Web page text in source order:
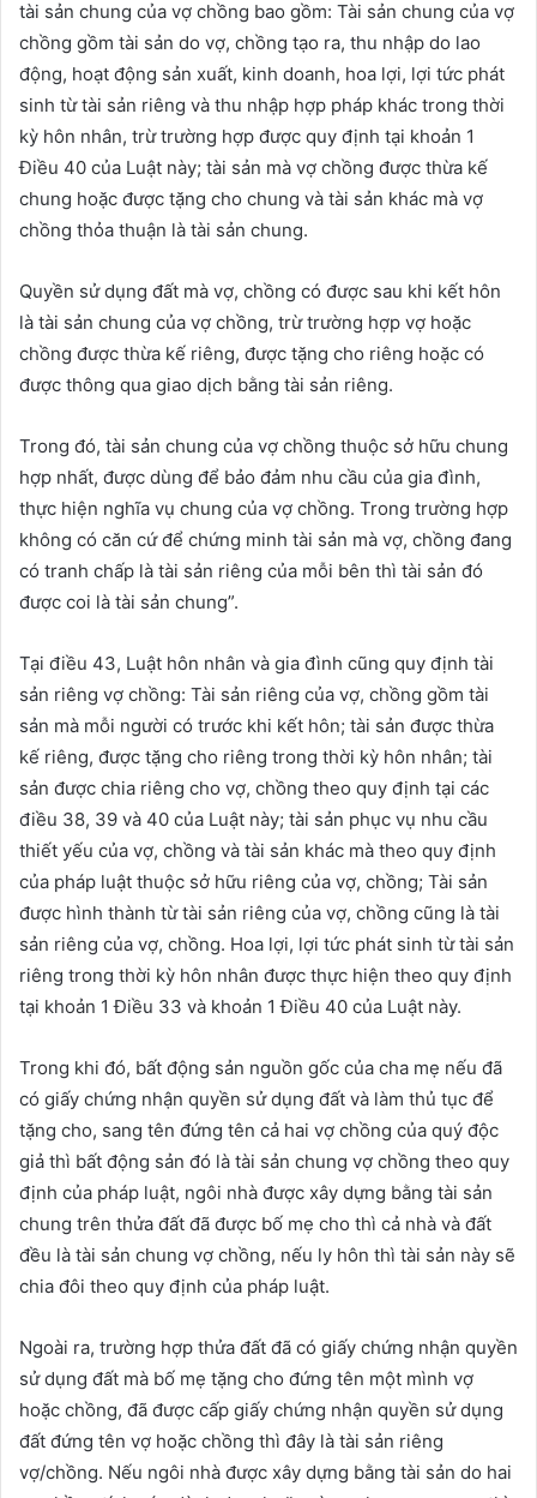
tài sản chung của vợ chồng bao gồm: Tài sản chung của vợ
chồng gồm tài sản do vợ, chồng tạo ra, thu nhập do lao
động, hoạt động sản xuất, kinh doanh, hoa lợi, lợi tức phát
sinh từ tài sản riêng và thu nhập hợp pháp khác trong thời
kỳ hôn nhân, trừ trường hợp được quy định tại khoản 1
Điều 40 của Luật này; tài sản mà vợ chồng được thừa kế
chung hoặc được tặng cho chung và tài sản khác mà vợ
chồng thỏa thuận là tài sản chung.
Quyền sử dụng đất mà vợ, chồng có được sau khi kết hôn
là tài sản chung của vợ chồng, trừ trường hợp vợ hoặc
chồng được thừa kế riêng, được tặng cho riêng hoặc có
được thông qua giao dịch bằng tài sản riêng.
Trong đó, tài sản chung của vợ chồng thuộc sở hữu chung
hợp nhất, được dùng để bảo đảm nhu cầu của gia đình,
thực hiện nghĩa vụ chung của vợ chồng. Trong trường hợp
không có căn cứ để chứng minh tài sản mà vợ, chồng đang
có tranh chấp là tài sản riêng của mỗi bên thì tài sản đó
được coi là tài sản chung”.
Tại điều 43, Luật hôn nhân và gia đình cũng quy định tài
sản riêng vợ chồng: Tài sản riêng của vợ, chồng gồm tài
sản mà mỗi người có trước khi kết hôn; tài sản được thừa
kế riêng, được tặng cho riêng trong thời kỳ hôn nhân; tài
sản được chia riêng cho vợ, chồng theo quy định tại các
điều 38, 39 và 40 của Luật này; tài sản phục vụ nhu cầu
thiết yếu của vợ, chồng và tài sản khác mà theo quy định
của pháp luật thuộc sở hữu riêng của vợ, chồng; Tài sản
được hình thành từ tài sản riêng của vợ, chồng cũng là tài
sản riêng của vợ, chồng. Hoa lợi, lợi tức phát sinh từ tài sản
riêng trong thời kỳ hôn nhân được thực hiện theo quy định
tại khoản 1 Điều 33 và khoản 1 Điều 40 của Luật này.
Trong khi đó, bất động sản nguồn gốc của cha mẹ nếu đã
có giấy chứng nhận quyền sử dụng đất và làm thủ tục để
tặng cho, sang tên đứng tên cả hai vợ chồng của quý độc
giả thì bất động sản đó là tài sản chung vợ chồng theo quy
định của pháp luật, ngôi nhà được xây dựng bằng tài sản
chung trên thửa đất đã được bố mẹ cho thì cả nhà và đất
đều là tài sản chung vợ chồng, nếu ly hôn thì tài sản này sẽ
chia đôi theo quy định của pháp luật.
Ngoài ra, trường hợp thửa đất đã có giấy chứng nhận quyền
sử dụng đất mà bố mẹ tặng cho đứng tên một mình vợ
hoặc chồng, đã được cấp giấy chứng nhận quyền sử dụng
đất đứng tên vợ hoặc chồng thì đây là tài sản riêng
vợ/chồng. Nếu ngôi nhà được xây dựng bằng tài sản do hai